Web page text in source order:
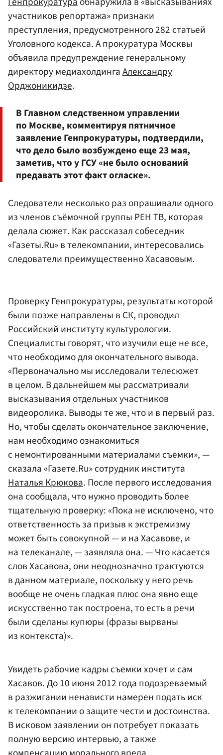
участников репортажа» признаки
преступления, предусмотренного 282 статьей
Уголовного кодекса. А прокуратура Москвы
объявила предупреждение генеральному
директору медиахолдингаАлександру
Орджоникидзе.
В Главном следственном управлении
по Москве, комментируя пятничное
заявление Генпрокуратуры, подтвердили,
что дело было возбуждено еще 23 мая,
заметив, что у ГСУ «не было оснований
предавать этот факт огласке».
Следователи несколько раз опрашивали одного
из членов съёмочной группы РЕН ТВ, которая
делала сюжет. Как рассказал собеседник
«Газеты.Ru» в телекомпании, интересовались
следователи преимущественно Хасавовым.
Проверку Генпрокуратуры, результаты которой
были позже направлены в СК, проводил
Российский институту культурологии.
Специалисты говорят, что изучили еще не все,
что необходимо для окончательного вывода.
«Первоначально мы исследовали телесюжет
в целом. В дальнейшем мы рассматривали
высказывания отдельных участников
видеоролика. Выводы те же, что и в первый раз.
Но, чтобы сделать окончательное заключение,
нам необходимо ознакомиться
с немонтированными материалами съемки», —
сказала «Газете.Ru» сотрудник института
Наталья Крюкова. После первого исследования
она сообщала, что нужно проводить более
тщательную проверку: «Пока не исключено, что
ответственность за призыв к экстремизму
может быть совокупной — и на Хасавове, и
на телеканале, — заявляла она. — Что касается
слов Хасавова, они неоднозначно трактуются
в данном материале, поскольку у него речь
вообще не очень гладкая плюс она явно еще
искусственно так построена, то есть в речи
были сделаны купюры (фразы вырваны
из контекста)».
Увидеть рабочие кадры съемки хочет и сам
Хасавов. До 10 июня 2012 года подозреваемый
в разжигании ненависти намерен подать иск
к телекомпании о защите чести и достоинства.
В исковом заявлении он потребует показать
полную версию интервью, а также